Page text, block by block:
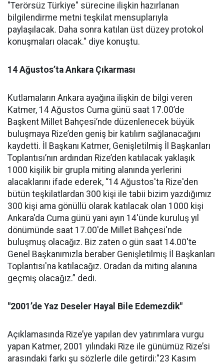
"Terörsüz Türkiye" sürecine ilişkin hazırlanan
bilgilendirme metni teşkilat mensuplarıyla
paylaşılacak. Daha sonra katılan üst düzey protokol
konuşmaları olacak." diye konuştu.
14 Ağustos’ta Ankara Çıkarması
Kutlamaların Ankara ayağına ilişkin de bilgi veren
Katmer, 14 Ağustos Cuma günü saat 17.00’de
Başkent Millet Bahçesi’nde düzenlenecek büyük
buluşmaya Rize’den geniş bir katılım sağlanacağını
kaydetti. İl Başkanı Katmer, Genişletilmiş İl Başkanları
Toplantısı’nın ardından Rize’den katılacak yaklaşık
1000 kişilik bir grupla miting alanında yerlerini
alacaklarını ifade ederek, “14 Ağustos'ta Rize'den
bütün teşkilatlardan 300 kişi ile tabii bizim yazdığımız
300 kişi ama gönüllü olarak katılacak olan 1000 kişi
Ankara'da Cuma günü yani ayın 14'ünde kuruluş yıl
dönümünde saat 17.00'de Millet Bahçesi'nde
buluşmuş olacağız. Biz zaten o gün saat 14.00'te
Genel Başkanımızla beraber Genişletilmiş İl Başkanları
Toplantısı'na katılacağız. Oradan da miting alanına
geçmiş olacağız.” dedi.
"2001’de Yaz Deseler Hayal Bile Edemezdik"
Açıklamasında Rize’ye yapılan dev yatırımlara vurgu
yapan Katmer, 2001 yılındaki Rize ile günümüz Rize’si
arasındaki farkı şu sözlerle dile getirdi:"23 Kasım